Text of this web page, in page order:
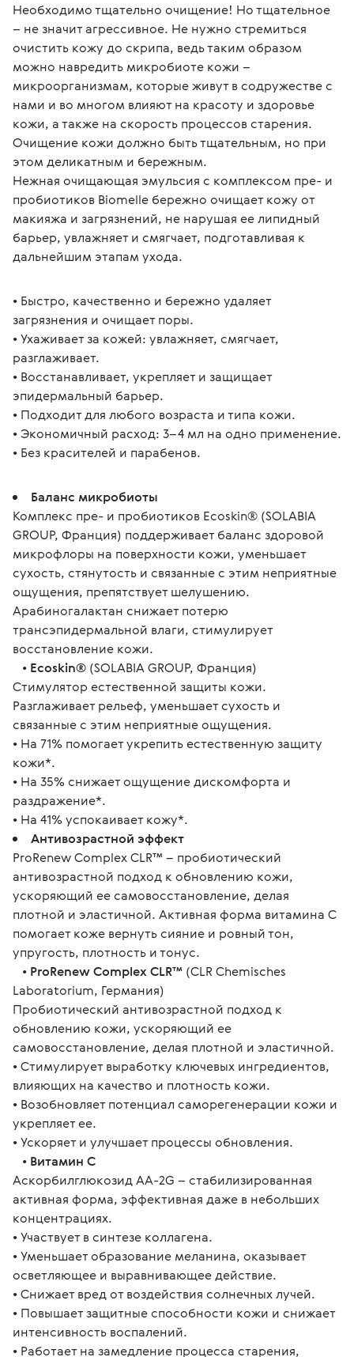
Необходимо тщательно очищение! Но тщательное
– не значит агрессивное. Не нужно стремиться
очистить кожу до скрипа, ведь таким образом
можно навредить микробиоте кожи –
микроорганизмам, которые живут в содружестве с
нами и во многом влияют на красоту и здоровье
кожи, а также на скорость процессов старения.
Очищение кожи должно быть тщательным, но при
этом деликатным и бережным.
Нежная очищающая эмульсия с комплексом пре- и
пробиотиков Biomelle бережно очищает кожу от
макияжа и загрязнений, не нарушая ее липидный
барьер, увлажняет и смягчает, подготавливая к
дальнейшим этапам ухода.
• Быстро, качественно и бережно удаляет
загрязнения и очищает поры.
• Ухаживает за кожей: увлажняет, смягчает,
разглаживает.
• Восстанавливает, укрепляет и защищает
эпидермальный барьер.
• Подходит для любого возраста и типа кожи.
• Экономичный расход: 3–4 мл на одно применение.
• Без красителей и парабенов.
Баланс микробиоты
Комплекс пре- и пробиотиков Ecoskin® (SOLABIA
GROUP, Франция) поддерживает баланс здоровой
микрофлоры на поверхности кожи, уменьшает
сухость, стянутость и связанные с этим неприятные
ощущения, препятствует шелушению.
Арабиногалактан снижает потерю
трансэпидермальной влаги, стимулирует
восстановление кожи.
• Ecoskin® (SOLABIA GROUP, Франция)
Стимулятор естественной защиты кожи.
Разглаживает рельеф, уменьшает сухость и
связанные с этим неприятные ощущения.
• На 71% помогает укрепить естественную защиту
кожи*.
• На 35% снижает ощущение дискомфорта и
раздражение*.
• На 41% успокаивает кожу*.
Антивозрастной эффект
ProRenew Complex CLR™ – пробиотический
антивозрастной подход к обновлению кожи,
ускоряющий ее самовосстановление, делая
плотной и эластичной. Активная форма витамина С
помогает коже вернуть сияние и ровный тон,
упругость, плотность и тонус.
• ProRenew Complex CLR™ (CLR Chemisches
Laboratorium, Германия)
Пробиотический антивозрастной подход к
обновлению кожи, ускоряющий ее
самовосстановление, делая плотной и эластичной.
• Стимулирует выработку ключевых ингредиентов,
влияющих на качество и плотность кожи.
• Возобновляет потенциал саморегенерации кожи и
укрепляет ее.
• Ускоряет и улучшает процессы обновления.
• Витамин С
Аскорбилглюкозид AA-2G – стабилизированная
активная форма, эффективная даже в небольших
концентрациях.
• Участвует в синтезе коллагена.
• Уменьшает образование меланина, оказывает
осветляющее и выравнивающее действие.
• Снижает вред от воздействия солнечных лучей.
• Повышает защитные способности кожи и снижает
интенсивность воспалений.
• Работает на замедление процесса старения,